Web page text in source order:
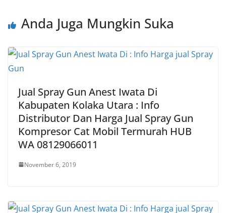
Anda Juga Mungkin Suka
Jual Spray Gun Anest Iwata Di
Kabupaten Kolaka Utara : Info
Distributor Dan Harga Jual Spray Gun
Kompresor Cat Mobil Termurah HUB
WA 08129066011
November 6, 2019